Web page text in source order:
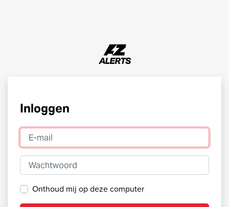
Inloggen
E-mail
Wachtwoord
Onthoud mij op deze computer